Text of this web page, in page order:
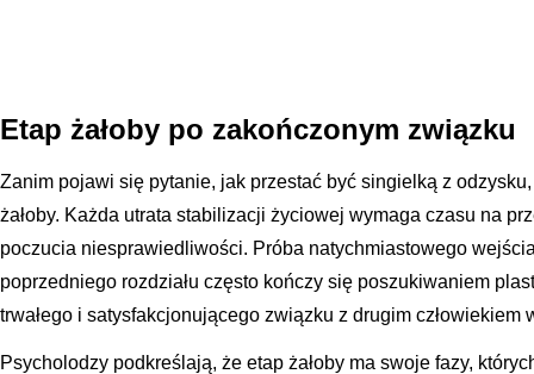
Etap żałoby po zakończonym związku
Zanim pojawi się pytanie, jak przestać być singielką z
żałoby. Każda utrata stabilizacji życiowej wymaga czasu na
poczucia niesprawiedliwości. Próba natychmiastowego
poprzedniego rozdziału często kończy się poszukiwaniem
trwałego i satysfakcjonującego związku z drugim człowiekiem
Psycholodzy podkreślają, że etap żałoby ma swoje fazy,